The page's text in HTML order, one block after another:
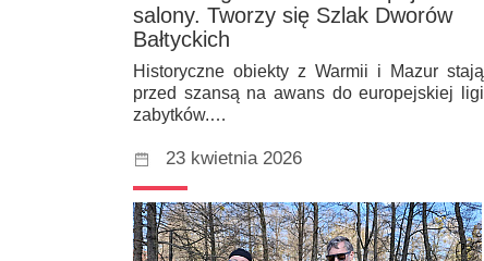
salony. Tworzy się Szlak Dworów
Bałtyckich
Historyczne obiekty z Warmii i Mazur stają
przed szansą na awans do europejskiej ligi
zabytków.…
23 kwietnia 2026